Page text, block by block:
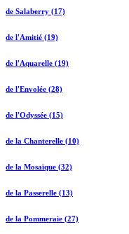
de Salaberry (17)
de l'Amitié (19)
de l'Aquarelle (19)
de l'Envolée (28)
de l'Odyssée (15)
de la Chanterelle (10)
de la Mosaïque (32)
de la Passerelle (13)
de la Pommeraie (27)